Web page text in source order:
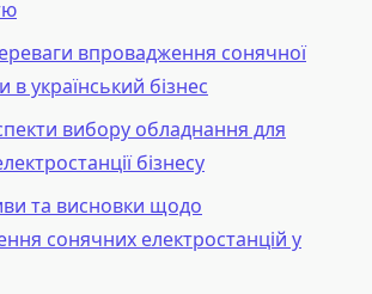
впровадження сонячної
в український бізнес
вибору обладнання для
бізнесу
та висновки щодо
сонячних електростанцій у